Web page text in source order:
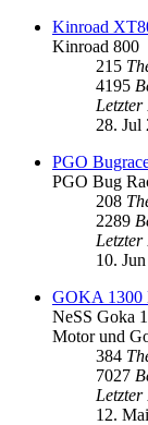
Kinroad
Kinroad 800
215
4195
28. Jul
PGO
PGO Bug
208
2289
10.
GOKA 1300
NeSS Goka
Motor und
384
7027
12.